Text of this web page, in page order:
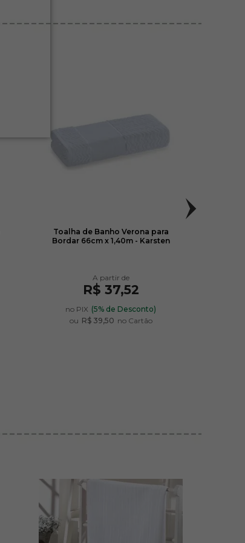
Toalha de Banho Verona para
Bordar 66cm x 1,40m - Karsten
R$ 37,52
no PIX (5% de Desconto)
ou R$ 39,50 no Cartão